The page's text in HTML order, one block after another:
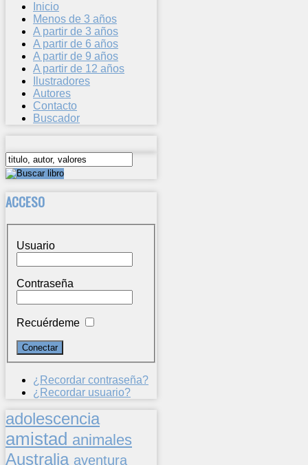
Inicio
Menos de 3 años
A partir de 3 años
A partir de 6 años
A partir de 9 años
A partir de 12 años
Ilustradores
Autores
Contacto
Buscador
ACCESO
Usuario
Contraseña
Recuérdeme
¿Recordar contraseña?
¿Recordar usuario?
adolescencia
amistad animales
Australia aventura